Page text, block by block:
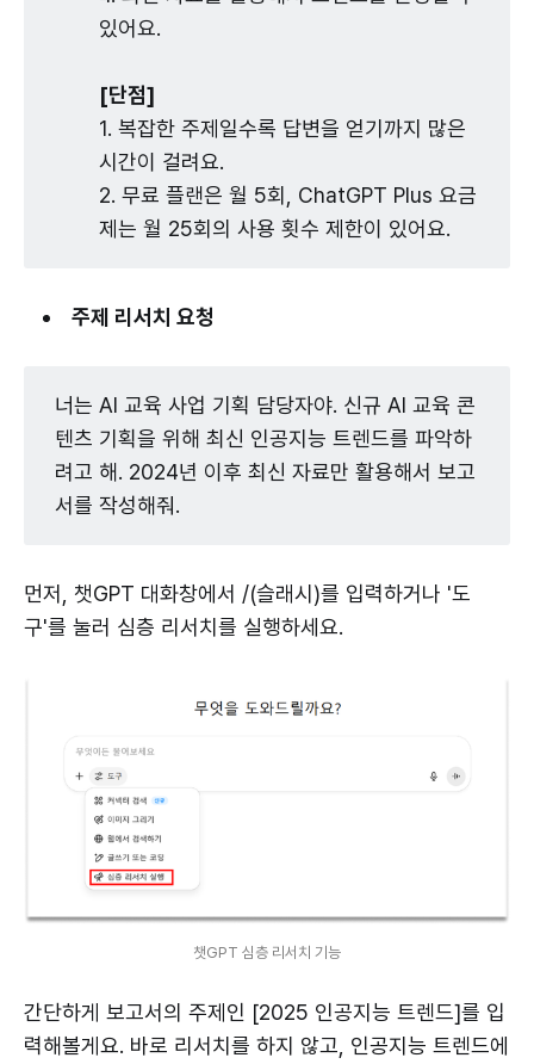
있어요.
[단점]
1. 복잡한 주제일수록 답변을 얻기까지 많은
시간이 걸려요.
2. 무료 플랜은 월 5회, ChatGPT Plus 요금
제는 월 25회의 사용 횟수 제한이 있어요.
주제 리서치 요청
너는 AI 교육 사업 기획 담당자야. 신규 AI 교육 콘
텐츠 기획을 위해 최신 인공지능 트렌드를 파악하
려고 해. 2024년 이후 최신 자료만 활용해서 보고
서를 작성해줘.
먼저, 챗GPT 대화창에서 /(슬래시)를 입력하거나 '도
구'를 눌러 심층 리서치를 실행하세요.
챗GPT 심층 리서치 기능
간단하게 보고서의 주제인 [2025 인공지능 트렌드]를 입
력해볼게요. 바로 리서치를 하지 않고, 인공지능 트렌드에